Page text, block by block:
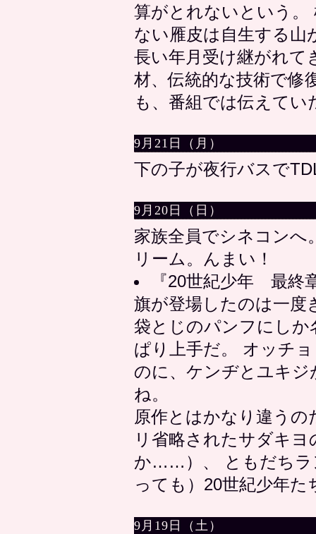
算がとれないという。
ない雁皮は自生する山
長い年月受け継がれて
材、伝統的な技術で修
も、番組では伝えてい
9月21日（月）
下の子が夜行バスで
9月20日（日）
家族全員でシネコンへ
リーム。んまい！
『20世紀少年 最終
旗が登場したのは一度
袋とじのパンフにし
ぱり上手だ。 オッチ
のに、ケンヂとユキ
ね。
原作とはかなり違う
リ省略されたサダキ
か……）、 ともだちラ
っても）20世紀少年た
9月19日（土）